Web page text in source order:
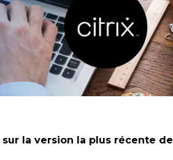
la version la plus récente de